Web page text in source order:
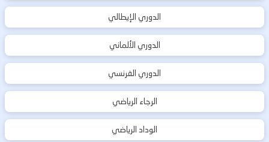
الدوري الإيطالي
الدوري الألماني
الدوري الفرنسي
الرجاء الرياضي
الوداد الرياضي